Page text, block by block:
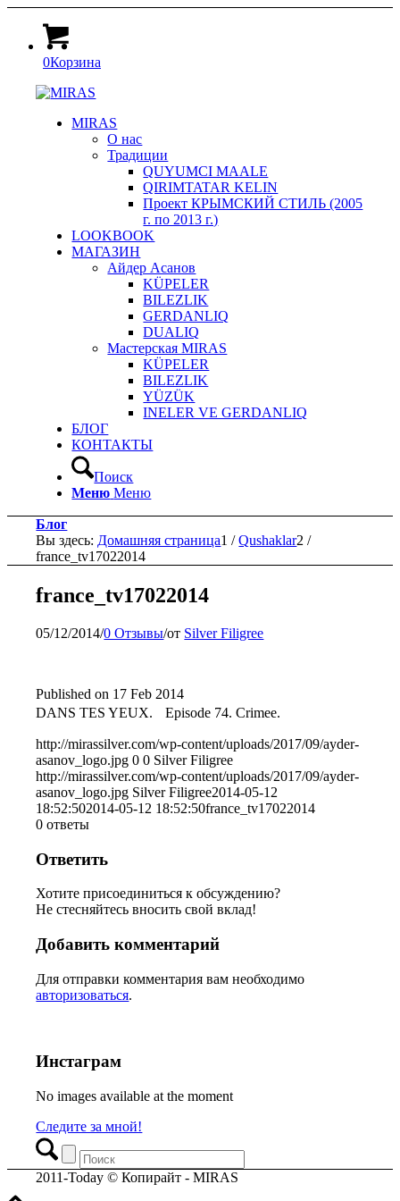
0Корзина
MIRAS
О нас
Традиции
QUYUMCI MAALE
QIRIMTATAR KELIN
Проект КРЫМСКИЙ СТИЛЬ (2005
г. по 2013 г.)
LOOKBOOK
МАГАЗИН
Айдер Асанов
KÜPELER
BILEZLIK
GERDANLIQ
DUALIQ
Мастерская MIRAS
KÜPELER
BILEZLIK
YÜZÜK
INELER VE GERDANLIQ
БЛОГ
КОНТАКТЫ
Поиск
Меню Меню
Блог
Вы здесь: Домашняя страница1 / Qushaklar2 /
france_tv17022014
france_tv17022014
05/12/2014/0 Отзывы/от Silver Filigree
Published on 17 Feb 2014
DANS TES YEUX. Episode 74. Crimee.
http://mirassilver.com/wp-content/uploads/2017/09/ayder-
asanov_logo.jpg 0 0 Silver Filigree
http://mirassilver.com/wp-content/uploads/2017/09/ayder-
asanov_logo.jpg Silver Filigree2014-05-12
18:52:502014-05-12 18:52:50france_tv17022014
0 ответы
Ответить
Хотите присоединиться к обсуждению?
Не стесняйтесь вносить свой вклад!
Добавить комментарий
Для отправки комментария вам необходимо
авторизоваться.
Инстаграм
No images available at the moment
Следите за мной!
2011-Today © Копирайт - MIRAS